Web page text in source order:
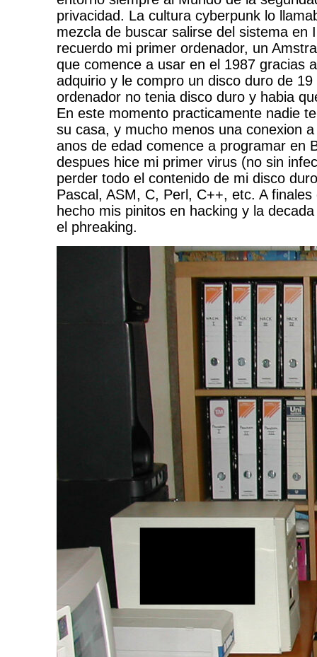
privacidad. La cultura cyberpunk lo
mezcla de buscar salirse del sistema en
recuerdo mi primer ordenador, un
que comence a usar en el 1987 gracias
adquirio y le compro un disco duro de
ordenador no tenia disco duro y habia
En este momento practicamente nadie
su casa, y mucho menos una conexion
anos de edad comence a programar en
despues hice mi primer virus (no sin
perder todo el contenido de mi disco
Pascal, ASM, C, Perl, C++, etc. A
hecho mis pinitos en hacking y la
el phreaking.